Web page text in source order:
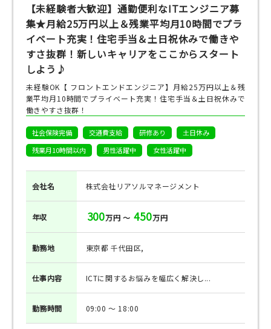
【未経験者大歓迎】通勤便利なITエンジニア募
集★月給25万円以上＆残業平均月10時間でプラ
イベート充実！住宅手当＆土日祝休みで働きや
すさ抜群！新しいキャリアをここからスタート
しよう♪
未経験OK【 フロントエンドエンジニア】月給25万円以上＆残
業平均月10時間でプライベート充実！住宅手当＆土日祝休みで
働きやすさ抜群！
社会保険完備 交通費支給 研修あり
土日休み
残業月10時間以内
男性活躍中 女性活躍中
会社名 株式会社リアソルマネージメント
年収 300万円 ～ 450万円
勤務地 東京都 千代田区,
仕事内容 ICTに関するお悩みを幅広く解決し...
勤務時間 09:00 ～ 18:00